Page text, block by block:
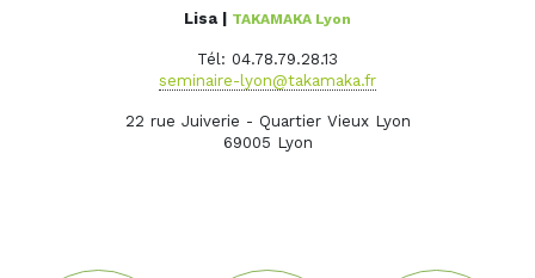
Lisa | TAKAMAKA Lyon
Tél: 04.78.79.28.13
seminaire-lyon@takamaka.fr
22 rue Juiverie - Quartier Vieux Lyon
69005 Lyon